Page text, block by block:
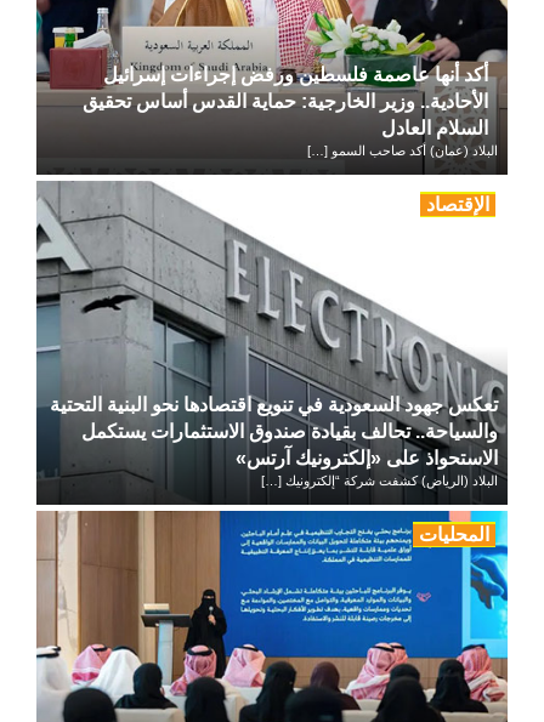
أكد أنها عاصمة فلسطين ورفض إجراءات إسرائيل
الأحادية.. وزير الخارجية: حماية القدس أساس تحقيق
السلام العادل
البلاد (عمان) أكد صاحب السمو […]
الإقتصاد
تعكس جهود السعودية في تنويع اقتصادها نحو البنية التحتية
والسياحة.. تحالف بقيادة صندوق الاستثمارات يستكمل
الاستحواذ على «إلكترونيك آرتس»
البلاد (الرياض) كشفت شركة “إلكترونيك […]
المحليات